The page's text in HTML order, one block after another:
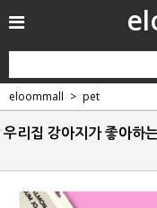
eloommall pet
우리집 강아지가 좋아하